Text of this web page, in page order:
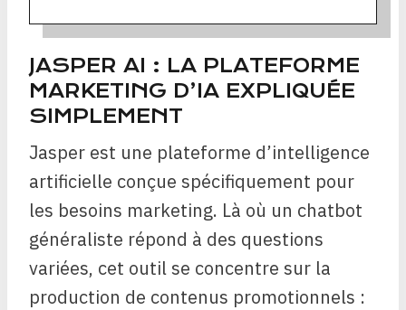
JASPER AI : LA PLATEFORME
MARKETING D’IA EXPLIQUÉE
SIMPLEMENT
Jasper est une plateforme d’intelligence
artificielle conçue spécifiquement pour
les besoins marketing. Là où un chatbot
généraliste répond à des questions
variées, cet outil se concentre sur la
production de contenus promotionnels :